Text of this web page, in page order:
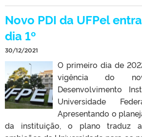
Novo PDI da UFPel
dia 1º
30/12/2021
O primeiro dia de
vigência do
Desenvolvimento
Universidade
Apresentando o
da instituição, o plano traduz